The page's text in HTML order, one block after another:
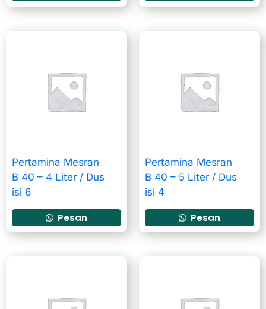
Pertamina Mesran
B 40 – 4 Liter / Dus
isi 6
Pesan
Pertamina Mesran
B 40 – 5 Liter / Dus
isi 4
Pesan